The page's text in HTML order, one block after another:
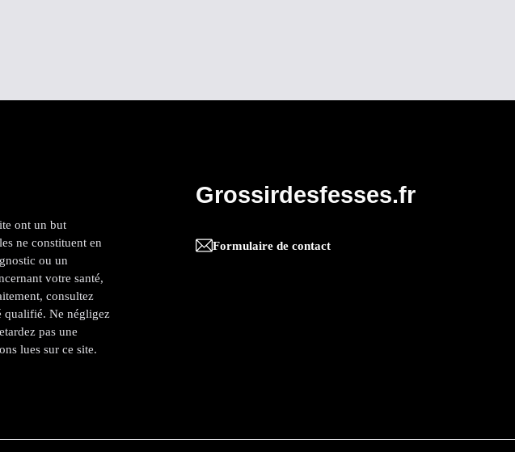
ont un but
ne constituent en
ou un
votre santé,
consultez
qualifié. Ne négligez
pas une
lues sur ce site.
Grossirdesfesses.fr
Formulaire de contact